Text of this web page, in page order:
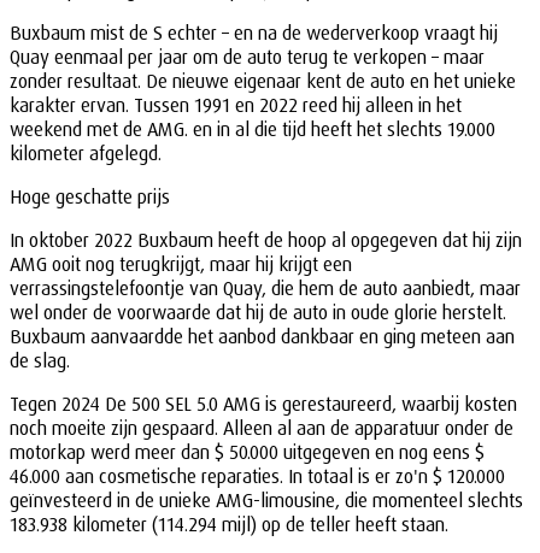
Buxbaum mist de S echter – en na de wederverkoop vraagt hij
Quay eenmaal per jaar om de auto terug te verkopen – maar
zonder resultaat. De nieuwe eigenaar kent de auto en het unieke
karakter ervan. Tussen 1991 en 2022 reed hij alleen in het
weekend met de AMG. en in al die tijd heeft het slechts 19.000
kilometer afgelegd.
Hoge geschatte prijs
In oktober 2022 Buxbaum heeft de hoop al opgegeven dat hij zijn
AMG ooit nog terugkrijgt, maar hij krijgt een
verrassingstelefoontje van Quay, die hem de auto aanbiedt, maar
wel onder de voorwaarde dat hij de auto in oude glorie herstelt.
Buxbaum aanvaardde het aanbod dankbaar en ging meteen aan
de slag.
Tegen 2024 De 500 SEL 5.0 AMG is gerestaureerd, waarbij kosten
noch moeite zijn gespaard. Alleen al aan de apparatuur onder de
motorkap werd meer dan $ 50.000 uitgegeven en nog eens $
46.000 aan cosmetische reparaties. In totaal is er zo'n $ 120.000
geïnvesteerd in de unieke AMG-limousine, die momenteel slechts
183.938 kilometer (114.294 mijl) op de teller heeft staan.